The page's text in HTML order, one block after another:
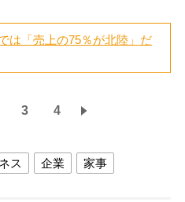
は「売上の75％が北陸」だ
3 4
ス 企業 家事